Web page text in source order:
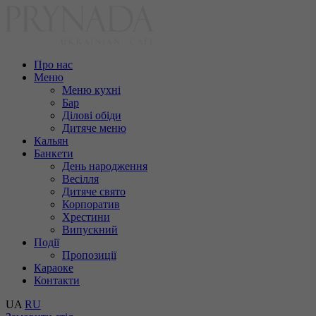
Про нас
Меню
Меню кухні
Бар
Ділові обіди
Дитяче меню
Кальян
Банкети
День народження
Весілля
Дитяче свято
Корпоратив
Хрестини
Випускний
Події
Пропозиції
Караоке
Контакти
UA RU